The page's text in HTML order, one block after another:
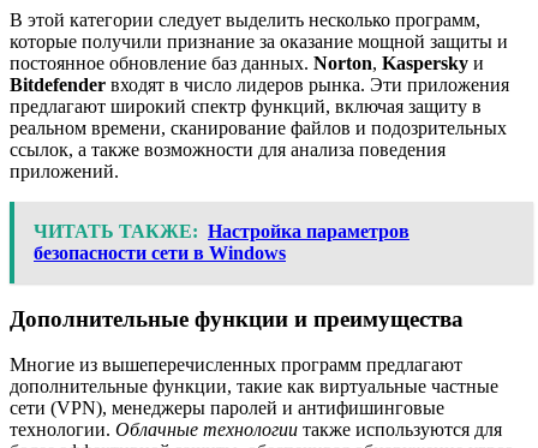
В этой категории следует выделить несколько программ,
которые получили признание за оказание мощной защиты и
постоянное обновление баз данных. Norton, Kaspersky и
Bitdefender входят в число лидеров рынка. Эти приложения
предлагают широкий спектр функций, включая защиту в
реальном времени, сканирование файлов и подозрительных
ссылок, а также возможности для анализа поведения
приложений.
ЧИТАТЬ ТАКЖЕ: Настройка параметров
безопасности сети в Windows
Дополнительные функции и преимущества
Многие из вышеперечисленных программ предлагают
дополнительные функции, такие как виртуальные частные
сети (VPN), менеджеры паролей и антифишинговые
технологии. Облачные технологии также используются для